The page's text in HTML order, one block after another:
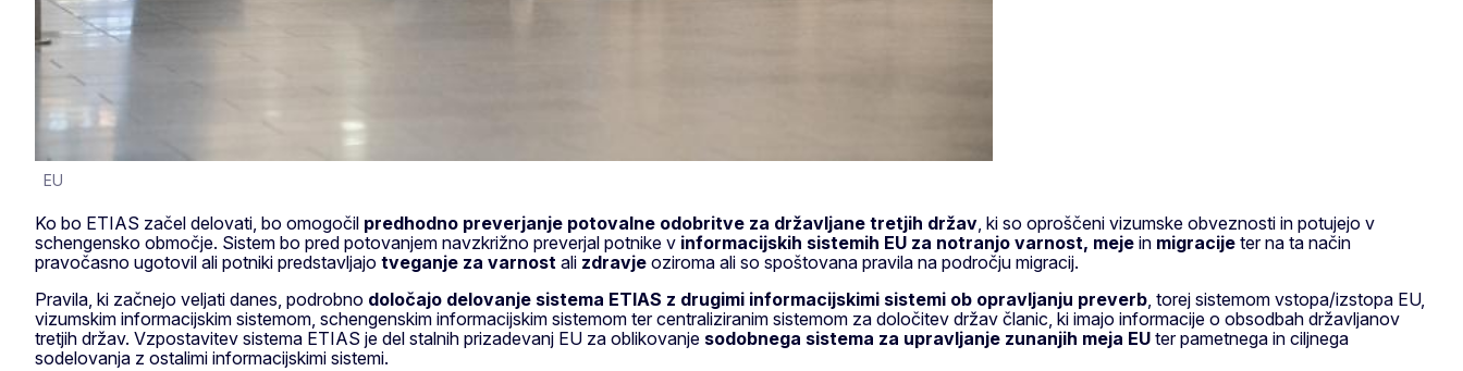
EU
Ko bo ETIAS začel delovati, bo omogočil predhodno preverjanje potovalne odobritve za državljane tretjih držav, ki so oproščeni vizumske obveznosti in potujejo v
schengensko območje. Sistem bo pred potovanjem navzkrižno preverjal potnike v informacijskih sistemih EU za notranjo varnost, meje in migracije ter na ta način
pravočasno ugotovil ali potniki predstavljajo tveganje za varnost ali zdravje oziroma ali so spoštovana pravila na področju migracij.
Pravila, ki začnejo veljati danes, podrobno določajo delovanje sistema ETIAS z drugimi informacijskimi sistemi ob opravljanju preverb, torej sistemom vstopa/izstopa EU,
vizumskim informacijskim sistemom, schengenskim informacijskim sistemom ter centraliziranim sistemom za določitev držav članic, ki imajo informacije o obsodbah državljanov
tretjih držav. Vzpostavitev sistema ETIAS je del stalnih prizadevanj EU za oblikovanje sodobnega sistema za upravljanje zunanjih meja EU ter pametnega in ciljnega
sodelovanja z ostalimi informacijskimi sistemi.